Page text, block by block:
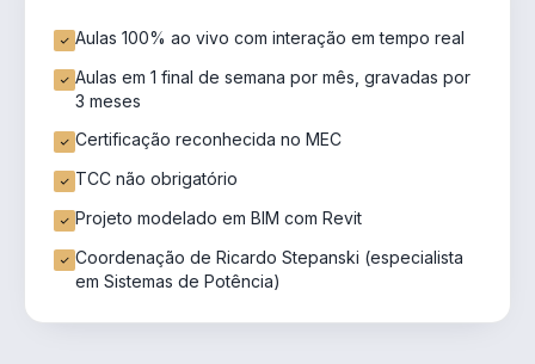
Aulas 100% ao vivo com interação em tempo real
Aulas em 1 final de semana por mês, gravadas por
3 meses
Certificação reconhecida no MEC
TCC não obrigatório
Projeto modelado em BIM com Revit
Coordenação de Ricardo Stepanski (especialista
em Sistemas de Potência)